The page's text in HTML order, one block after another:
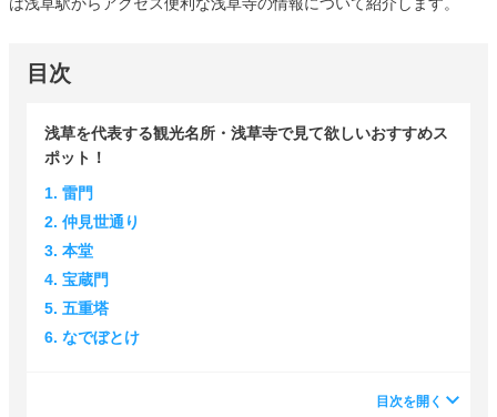
は浅草駅からアクセス便利な浅草寺の情報について紹介します。
目次
浅草を代表する観光名所・浅草寺で見て欲しいおすすめス
ポット！
1. 雷門
2. 仲見世通り
3. 本堂
4. 宝蔵門
5. 五重塔
6. なでぼとけ
目次を開く